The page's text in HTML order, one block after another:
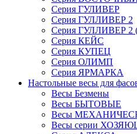
Серия ГУЛИВЕР
Серия ГУЛЛИВЕР 2
Серия ГУЛЛИВЕР 2
Серия КЕЙС
Серия КУПЕЦ
Серия ОЛИМП
Серия ЯРМАРКА
Настольные весы для
Весы Безмены
Весы БЫТОВЫЕ
Весы
Весы серии